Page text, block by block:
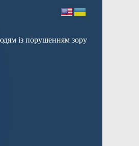
із порушенням зору